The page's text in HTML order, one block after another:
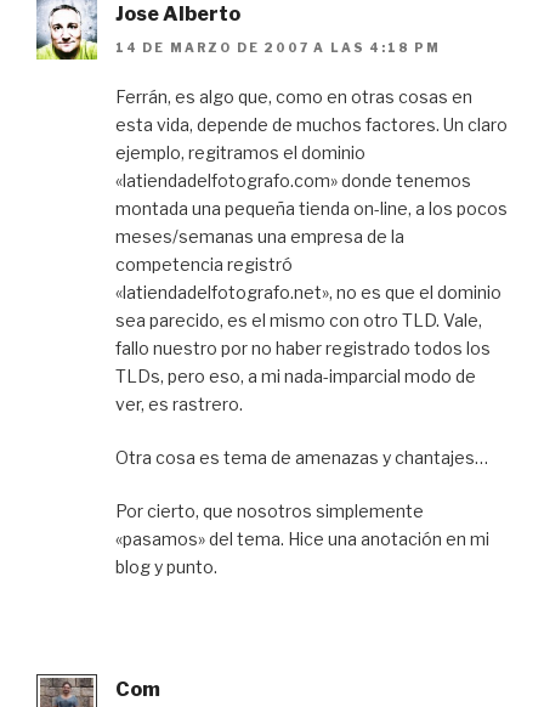
Jose Alberto
14 DE MARZO DE 2007 A LAS 4:18 PM
Ferrán, es algo que, como en otras cosas en
esta vida, depende de muchos factores. Un claro
ejemplo, regitramos el dominio
«latiendadelfotografo.com» donde tenemos
montada una pequeña tienda on-line, a los pocos
meses/semanas una empresa de la
competencia registró
«latiendadelfotografo.net», no es que el dominio
sea parecido, es el mismo con otro TLD. Vale,
fallo nuestro por no haber registrado todos los
TLDs, pero eso, a mi nada-imparcial modo de
ver, es rastrero.
Otra cosa es tema de amenazas y chantajes…
Por cierto, que nosotros simplemente
«pasamos» del tema. Hice una anotación en mi
blog y punto.
Com